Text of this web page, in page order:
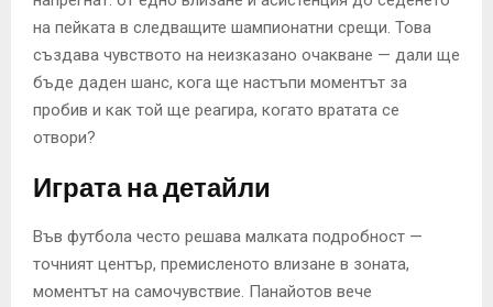
на пейката в следващите шампионатни срещи. Това
създава чувството на неизказано очакване — дали ще
бъде даден шанс, кога ще настъпи моментът за
пробив и как той ще реагира, когато вратата се
отвори?
Играта на детайли
Във футбола често решава малката подробност —
точният център, премисленото влизане в зоната,
моментът на самочувствие. Панайотов вече